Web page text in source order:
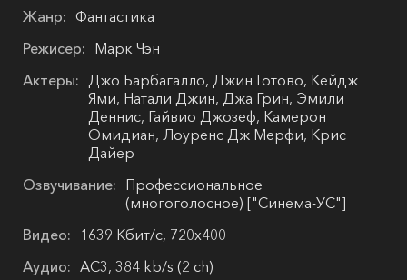
Жанр: Фантастика
Режисер: Марк Чэн
Актеры: Джо Барбагалло, Джин Готово, Кейдж
Ями, Натали Джин, Джа Грин, Эмили
Деннис, Гайвио Джозеф, Камерон
Омидиан, Лоуренс Дж Мерфи, Крис
Дайер
Озвучивание: Профессиональное
(многоголосное) ["Синема-УС"]
Видео:
1639 Кбит/с, 720x400
Аудио: AC3, 384 kb/s (2 ch)